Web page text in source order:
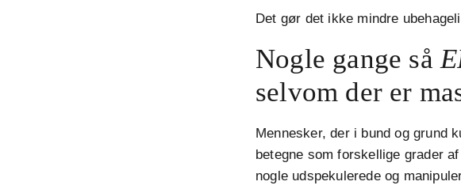
Det gør det ikke mindre
Nogle gange så
selvom der er
Mennesker, der i bund og grund
betegne som forskellige grader
nogle udspekulerede og